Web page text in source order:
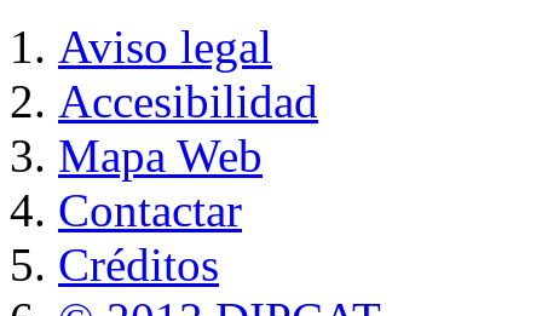
Aviso legal
Accesibilidad
Mapa Web
Contactar
Créditos